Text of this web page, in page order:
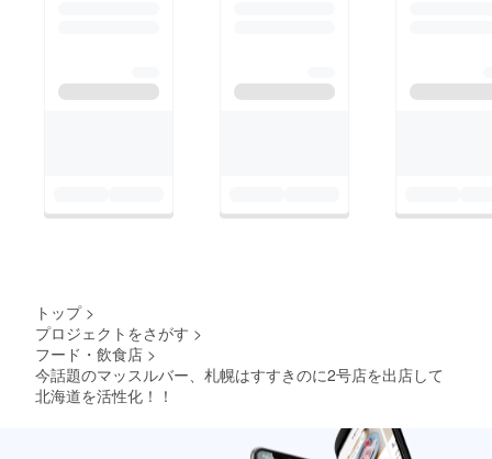
トップ >
プロジェクトをさがす >
フード・飲食店 >
今話題のマッスルバー、札幌はすすきのに2号店を出店して
北海道を活性化！！